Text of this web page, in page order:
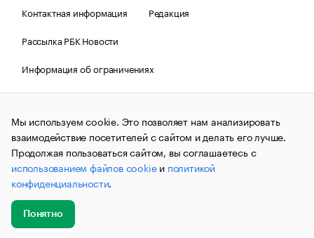
Контактная информация
Редакция
Рассылка РБК Новости
Информация об ограничениях
Правовая информация
О соблюдении авторских прав
© АО «РОСБИЗНЕСКОНСАЛТИНГ»,1995–2026.Сообщения
и материалы информационного агентства «РБК»
(зарегистрировано Федеральной службой по надзору в сфере
связи, информационных технологий и массовых
коммуникаций (Роскомнадзор) 09.12.2015 за номером ИА
№ФС77-63848) сопровождаются пометкой «РБК». Отдельные
публикации могут содержать информацию,
не предназначенную для пользователей
до 18 лет.
Мы используем cookie. Это позволяет нам анализировать
взаимодействие посетителей с сайтом и делать его лучше.
Продолжая пользоваться сайтом, вы соглашаетесь с
использованием файлов cookieи политикой
конфиденциальности.
Понятно